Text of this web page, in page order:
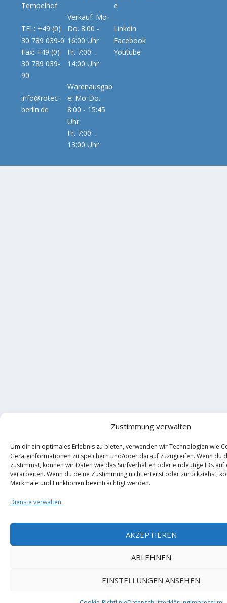
Zustimmung verwalten
Um dir ein optimales Erlebnis zu bieten, verwenden wir Technologien wie
Geräteinformationen zu speichern und/oder darauf zuzugreifen. Wenn du
zustimmst, können wir Daten wie das Surfverhalten oder eindeutige IDs
verarbeiten. Wenn du deine Zustimmung nicht erteilst oder zurückziehst,
Merkmale und Funktionen beeinträchtigt werden.
Dienste verwalten
AKZEPTIEREN
ABLEHNEN
EINSTELLUNGEN ANSEHEN
Tempelhof
TEL: +49 (0)
30 789 039-0
Fax: +49 (0)
30 789 039-
90
info@rotec-
berlin.de
Verkauf: Mo-
Do. 8:00 -
16:00 Uhr
Fr. 7:00 -
14:00 Uhr
Warenausgab
e: Mo-Do.
8:00 - 15:45
Uhr
Fr. 7:00 -
13:00 Uhr
e
Linkdin
Facebook
Youtube